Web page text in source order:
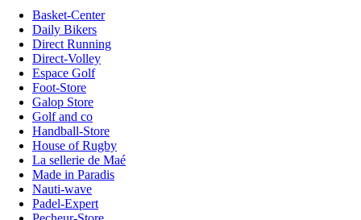
Basket-Center
Daily Bikers
Direct Running
Direct-Volley
Espace Golf
Foot-Store
Galop Store
Golf and co
Handball-Store
House of Rugby
La sellerie de Maé
Made in Paradis
Nauti-wave
Padel-Expert